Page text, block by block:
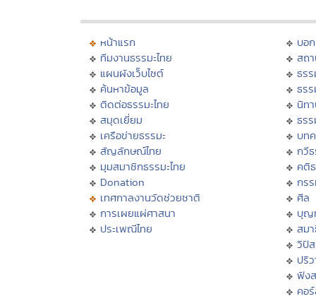
หน้าแรก
ทีมงานธรรมะไทย
แผนผังเว็บไซต์
ค้นหาข้อมูล
ติดต่อธรรมะไทย
สมุดเยี่ยม
เครือข่ายธรรมะ
สัญลักษณ์ไทย
มุมสมาชิกธรรมะไทย
Donation
เทศกาลงานวัดช่วยชาติ
การเผยแผ่ศาสนา
ประเพณีไทย
บอ
สถ
ธร
ธร
นิท
ธร
บท
กวี
คติ
กร
ศีล
บุญ
สม
วิปั
ปริ
ฟัง
คอ